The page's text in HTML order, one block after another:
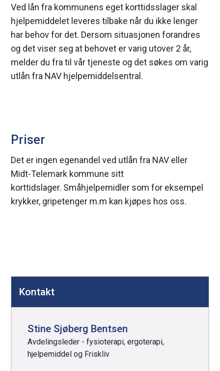
Ved lån fra kommunens eget korttidsslager skal
hjelpemiddelet leveres tilbake når du ikke lenger
har behov for det. Dersom situasjonen forandres
og det viser seg at behovet er varig utover 2 år,
melder du fra til vår tjeneste og det søkes om varig
utlån fra NAV hjelpemiddelsentral.
Priser
Det er ingen egenandel ved utlån fra NAV eller
Midt-Telemark kommune sitt
korttidslager. Småhjelpemidler som for eksempel
krykker, gripetenger m.m kan kjøpes hos oss.
Kontakt
Stine Sjøberg Bentsen
Avdelingsleder - fysioterapi, ergoterapi,
hjelpemiddel og Friskliv